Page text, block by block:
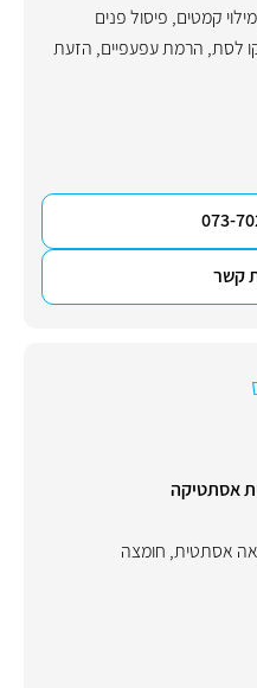
מילוי קמטים, פיסול פנים
לסת, הרמת עפעפיים, הזעת
073-
קשר
אסתטיקה
אסתטית, חומצה